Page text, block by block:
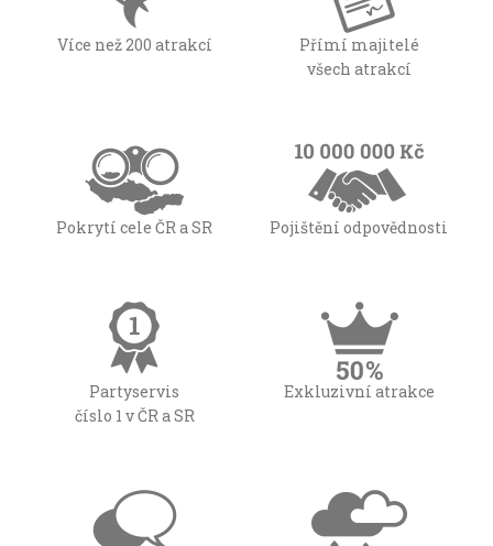
Více než 200 atrakcí
Přímí majitelé
všech atrakcí
Pokrytí cele ČR a SR Pojištění odpovědnosti
Partyservis
číslo 1 v ČR a SR
Exkluzivní atrakce